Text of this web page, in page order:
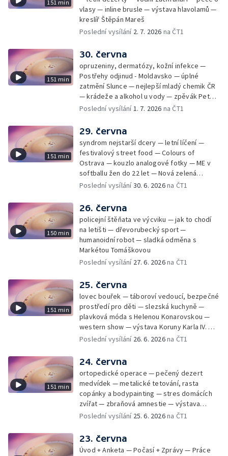
151 min
vlasy — inline brusle — výstava hlavolamů —
kreslíř Štěpán Mareš
Poslední vysílání 2. 7. 2026 na ČT1
151 min
30. června
opruzeniny, dermatózy, kožní infekce —
Postřehy odjinud - Moldavsko — úplné
zatmění Slunce — nejlepší mladý chemik ČR
— krádeže a alkohol u vody — zpěvák Peter
Cmorik
Poslední vysílání1. 7. 2026 na ČT1
151 min
29. června
syndrom nejstarší dcery — letní líčení —
festivalový street food — Colours of
Ostrava — kouzlo analogové fotky — ME v
softballu žen do 22 let — Nová zelená
úsporám — Global Teacher Prize Czech
Poslední vysílání30. 6. 2026na ČT1
150 min
26. června
policejní štěňata ve výcviku — jak to chodí
na letišti — dřevorubecký sport —
humanoidní robot — sladká odměna s
Markétou Tomáškovou
Poslední vysílání 27. 6. 2026na ČT1
151 min
25. června
lovec bouřek — táboroví vedoucí, bezpečné
prostředí pro děti — slezská kuchyně —
plavková móda s Helenou Konarovskou —
western show — výstava Koruny Karla IV. —
mladý lezecký fenomén Josef Šindel
Poslední vysílání 26. 6. 2026na ČT1
151 min
24. června
ortopedické operace — pečený dezert
medvídek — metalické tetování, rasta
copánky a bodypainting — stres domácích
zvířat — zbraňová amnestie — výstava
mikrofotografií rostlin — fenomenální
Poslední vysílání 25. 6. 2026na ČT1
23. června
Úvod + Anketa — Počasí + Zprávy — Práce